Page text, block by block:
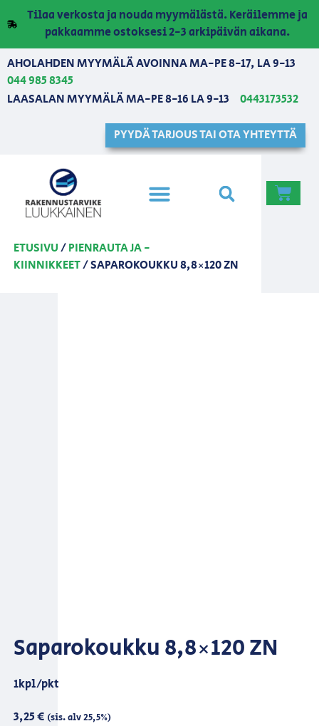
Tilaa verkosta ja nouda myymälästä. Keräilemme ja
pakkaamme ostoksesi 2-3 arkipäivän aikana.
AHOLAHDEN MYYMÄLÄ AVOINNA MA-PE 8-17, LA 9-13
044 985 8345
LAASALAN MYYMÄLÄ MA-PE 8-16 LA 9-13
0443173532
PYYDÄ TARJOUS TAI OTA YHTEYTTÄ
ETUSIVU/PIENRAUTA JA -
KIINNIKKEET/ SAPAROKOUKKU 8,8×120 ZN
Saparokoukku 8,8×120 ZN
1kpl/pkt
3,25€ (sis. alv 25,5%)